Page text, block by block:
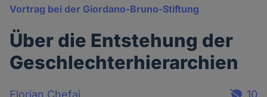
Vortrag bei der Giordano-Bruno-Stiftung
Über die Entstehung der
Geschlechterhierarchien
Florian Chefai
10